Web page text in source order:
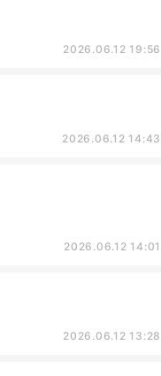
2026.06.12 19:56
2026.06.12 14:43
2026.06.12 14:01
2026.06.12 13:28